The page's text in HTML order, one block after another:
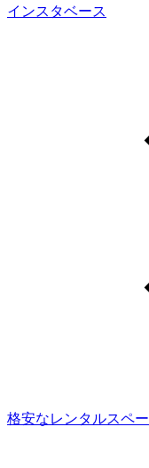
インスタベース
格安なレンタルスペ